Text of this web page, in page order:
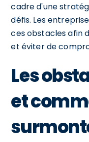
cadre d'une
défis. Les
ces obstacles afin
et éviter de
Les
et